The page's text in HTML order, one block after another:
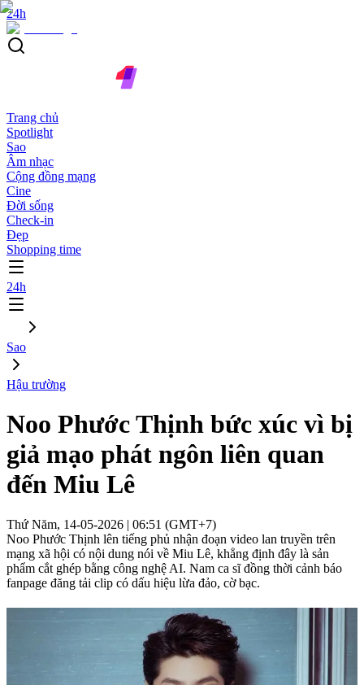
24h
Trang chủ
Spotlight
Sao
Âm nhạc
Cộng đồng mạng
Cine
Đời sống
Check-in
Đẹp
Shopping time
24h
Sao
Hậu trường
Noo Phước Thịnh bức xúc vì bị
giả mạo phát ngôn liên quan
đến Miu Lê
Thứ Năm, 14-05-2026 | 06:51 (GMT+7)
Noo Phước Thịnh lên tiếng phủ nhận đoạn video lan truyền trên
mạng xã hội có nội dung nói về Miu Lê, khẳng định đây là sản
phẩm cắt ghép bằng công nghệ AI. Nam ca sĩ đồng thời cảnh báo
fanpage đăng tải clip có dấu hiệu lừa đảo, cờ bạc.